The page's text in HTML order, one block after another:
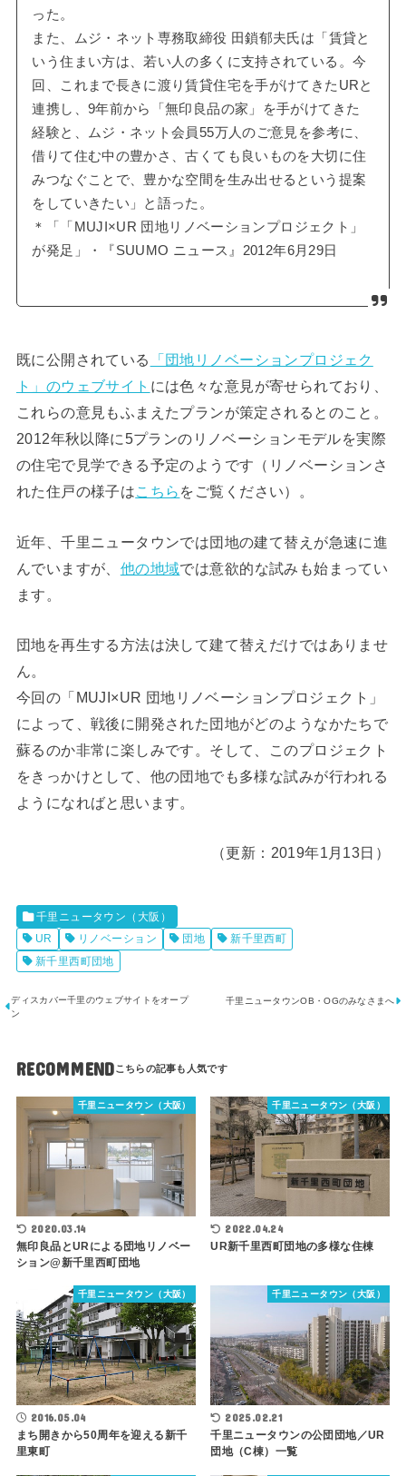
った。
また、ムジ・ネット専務取締役 田鎖郁夫氏は「賃貸と
いう住まい方は、若い人の多くに支持されている。今
回、これまで長きに渡り賃貸住宅を手がけてきたURと
連携し、9年前から「無印良品の家」を手がけてきた
経験と、ムジ・ネット会員55万人のご意見を参考に、
借りて住む中の豊かさ、古くても良いものを大切に住
みつなぐことで、豊かな空間を生み出せるという提案
をしていきたい」と語った。
＊「「MUJI×UR 団地リノベーションプロジェクト」
が発足」・『SUUMO ニュース』2012年6月29日
既に公開されている
「団地リノベーションプロジェク
ト」のウェブサイト には色々な意見が寄せられており、
これらの意見もふまえたプランが策定されるとのこと。
2012年秋以降に5プランのリノベーションモデルを実際
の住宅で見学できる予定のようです（リノベーションさ
れた住戸の様子はこちら をご覧ください）。
近年、千里ニュータウンでは団地の建て替えが急速に進
んでいますが、 他の地域では意欲的な試みも始まってい
ます。
団地を再生する方法は決して建て替えだけではありませ
ん。
今回の「MUJI×UR 団地リノベーションプロジェクト」
によって、戦後に開発された団地がどのようなかたちで
蘇るのか非常に楽しみです。そして、このプロジェクト
をきっかけとして、他の団地でも多様な試みが行われる
ようになればと思います。
（更新：2019年1月13日）
千里ニュータウン（大阪）
UR
リノベーション 団地
新千里西町
新千里西町団地
ディスカバー千里のウェブサイトをオープ
ン
千里ニュータウンOB・OGのみなさまへ
RECOMMEND
千里ニュータウン（大阪）
2020.03.14
無印良品とURによる団地リノベー
ション@新千里西町団地
千里ニュータウン（大阪）
2022.04.24
UR新千里西町団地の多様な住棟
千里ニュータウン（大阪）
2016.05.04
まち開きから50周年を迎える新千
里東町
千里ニュータウン（大阪）
2025.02.21
千里ニュータウンの公団団地／UR
団地（C棟）一覧